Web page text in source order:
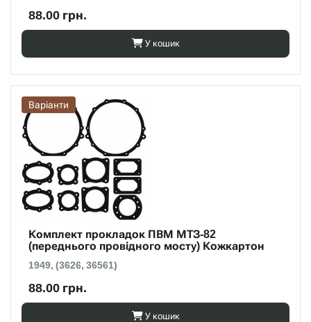
88.00 грн.
У кошик
Варіанти
Комплект прокладок ПВМ МТЗ-82
(переднього провідного мосту) Кожкартон
1949, (3626, 36561)
88.00 грн.
У кошик